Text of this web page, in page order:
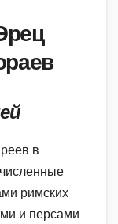
в
римских
и персами